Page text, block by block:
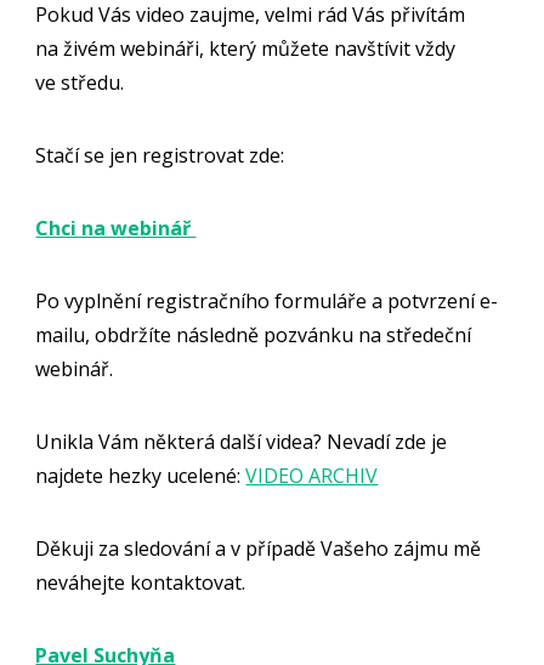
Pokud Vás video zaujme, velmi rád Vás přivítám
na živém webináři, který můžete navštívit vždy
ve středu.
Stačí se jen registrovat zde:
Chci na webinář
Po vyplnění registračního formuláře a potvrzení e-
mailu, obdržíte následně pozvánku na středeční
webinář.
Unikla Vám některá další videa? Nevadí zde je
najdete hezky ucelené:VIDEO ARCHIV
Děkuji za sledování a v případě Vašeho zájmu mě
neváhejte kontaktovat.
Pavel Suchyňa